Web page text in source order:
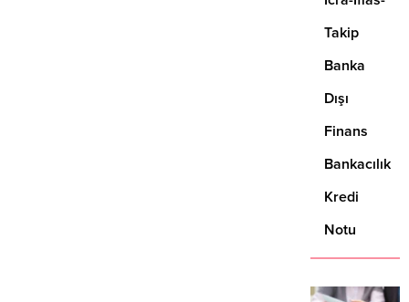
Takip
Banka
Dışı
Finans
Bankacılık
Kredi
Notu